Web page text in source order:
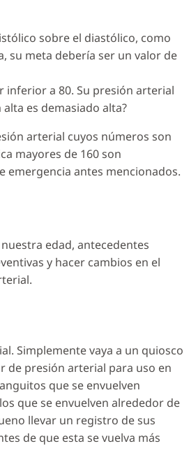
sobre el diastólico, como
su meta debería ser un valor de
a 80. Su presión arterial
es demasiado alta?
arterial cuyos números son
mayores de 160 son
emergencia antes mencionados.
edad, antecedentes
y hacer cambios en el
Simplemente vaya a un quiosco
de presión arterial para uso en
que se envuelven
que se envuelven alrededor de
llevar un registro de sus
de que esta se vuelva más